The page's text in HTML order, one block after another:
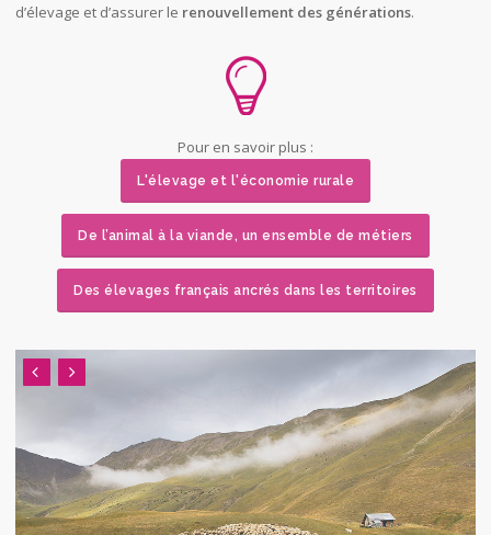
d’élevage et d’assurer le renouvellement des générations.
Pour en savoir plus :
L'élevage et l'économie rurale
De l’animal à la viande, un ensemble de métiers
Des élevages français ancrés dans les territoires